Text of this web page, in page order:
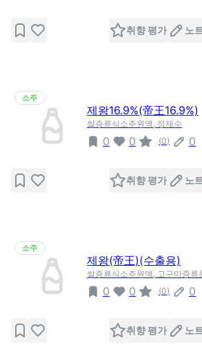
취향 평가 노
소주
제왕16.9%(帝王16.9%)
쌀증류식소주원액, 정제수
0 0 (0) 0
취향 평가 노
소주
제왕(帝王)(수출용)
쌀증류식소주원액, 고구마증류
0 0 (0) 0
취향 평가 노